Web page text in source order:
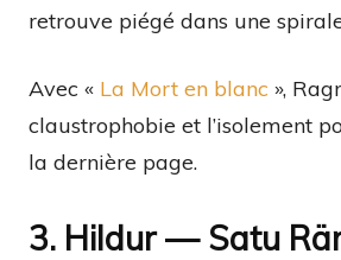
retrouve piégé dans une
Avec « La Mort en blanc »,
claustrophobie et l’isolement
la dernière page.
3. Hildur — Satu